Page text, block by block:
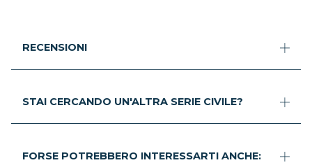
RECENSIONI
STAI CERCANDO UN'ALTRA SERIE CIVILE?
FORSE POTREBBERO INTERESSARTI ANCHE: